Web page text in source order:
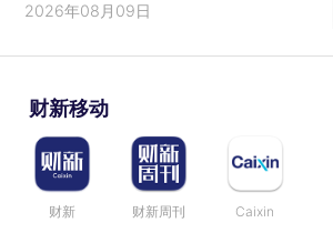
2026年08月09日
财新移动
财新 财新周刊 Caixin